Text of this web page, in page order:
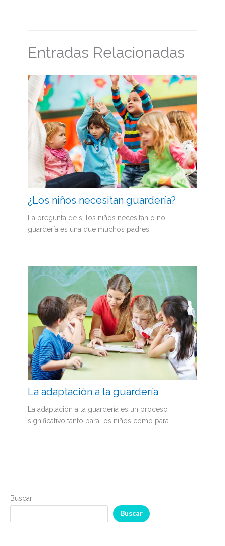
Entradas Relacionadas
¿Los niños necesitan guardería?
La pregunta de si los niños necesitan o no
guardería es una que muchos padres…
La adaptación a la guardería
La adaptación a la guardería es un proceso
significativo tanto para los niños como para…
Buscar
Buscar